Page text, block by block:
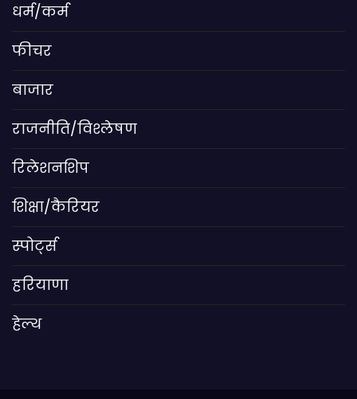
धर्म/कर्म
फीचर
बाजार
राजनीति/विश्लेषण
रिलेशनशिप
शिक्षा/कैरियर
स्पोर्ट्स
हरियाणा
हेल्थ